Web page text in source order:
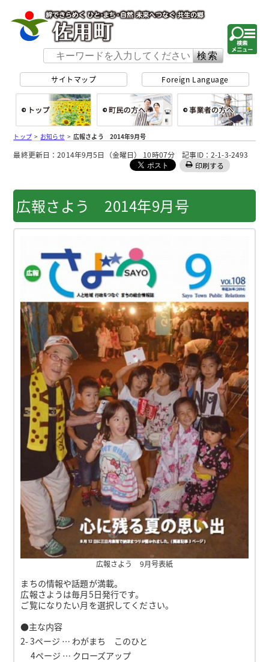
サイトマップ Foreign Language
総合トップ
トップ> お知らせ>広報さよう 2014年9月号
最終更新日：2014年9月5日（金曜日） 10時07分 記事ID：2-1-3-2493
印刷する
広報さよう 2014年9月号
広報さよう 9月号表紙
まちの情報や話題が満載。
広報さようは毎月5日発行です。
ご覧になりたい月を選択してください。
●主な内容
2- 3ページ … わがまち このひと
4ページ … クローズアップ